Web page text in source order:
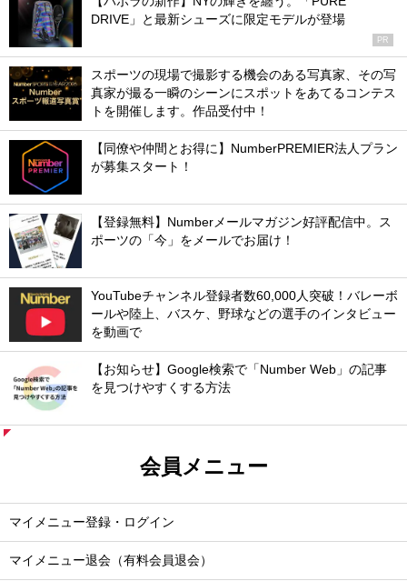
DRIVE」と最新シューズに限定モデルが登場
PR
スポーツの現場で撮影する機会のある写真家、その写
真家が撮る一瞬のシーンにスポットをあてるコンテス
トを開催します。作品受付中！
【同僚や仲間とお得に】NumberPREMIER法人プラン
が募集スタート！
【登録無料】Numberメールマガジン好評配信中。ス
ポーツの「今」をメールでお届け！
YouTubeチャンネル登録者数60,000人突破！バレーボ
ールや陸上、バスケ、野球などの選手のインタビュー
を動画で
【お知らせ】Google検索で「Number Web」の記事
を見つけやすくする方法
会員メニュー
マイメニュー登録・ログイン
マイメニュー退会（有料会員退会）